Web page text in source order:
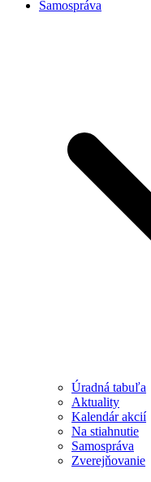
Samospráva
Úradná tabuľa
Aktuality
Kalendár akcií
Na stiahnutie
Samospráva
Zverejňovanie